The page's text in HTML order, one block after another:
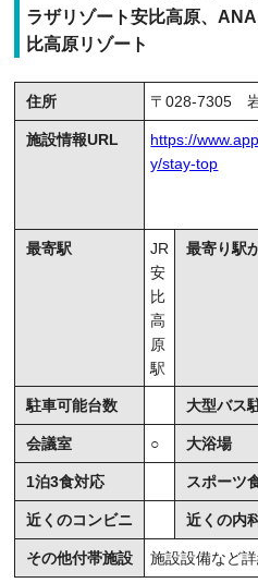
ラザリゾート安比高原、
比高原リゾート
住所 〒028-7305
施設情報URL
https://
y/stay-top
最寄駅
JR
安
比
高
原
駅
最寄り駅
駐車可能台数 大型バス
会議室 ○ 大浴場
1泊3食対応 スポーツ
近くのコンビニ 近くの内
その他付帯施設 施設設備など